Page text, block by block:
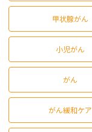
甲状腺がん
小児がん
がん
がん緩和ケア